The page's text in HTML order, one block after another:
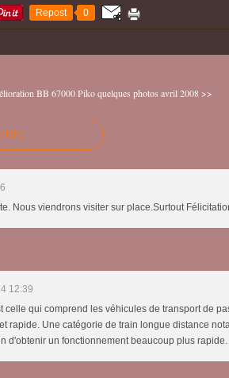
Repost 0
BB 67000 Pikoquelques photos avril 2008 >>
Nous viendrons visiter sur place.Surtout
12:39
celle qui comprend les véhicules de transport de
rapide. Une catégorie de train longue distance
d'obtenir un fonctionnement beaucoup plus rapide.